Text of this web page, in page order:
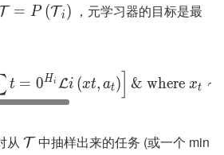
= P (T i ) ，元学习器的目标是最
t = 0Hi Li (xt, at ) & wherext ∼
从 T 中抽样出来的任务 (或一个 min